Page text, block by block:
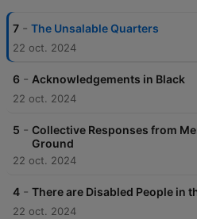
7 - The Unsalable Quarters
22 oct. 2024
6 - Acknowledgements in Black
22 oct. 2024
5 - Collective Responses from
Ground
22 oct. 2024
4 - There are Disabled People in
22 oct. 2024